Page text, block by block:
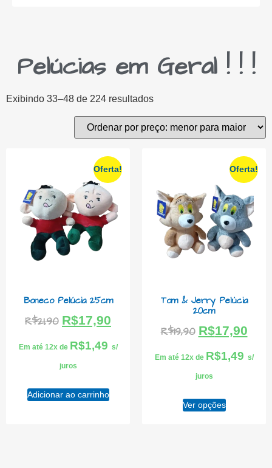
Pelúcias em Geral ! ! !
Exibindo 33–48 de 224 resultados
Oferta!
Boneco Pelúcia 25cm
R$21,90 R$17,90
Em até 12x de R$1,49 s/
juros
Adicionar ao carrinho
Oferta!
Tom & Jerry Pelúcia
20cm
R$19,90 R$17,90
Em até 12x de R$1,49 s/
juros
Ver opções